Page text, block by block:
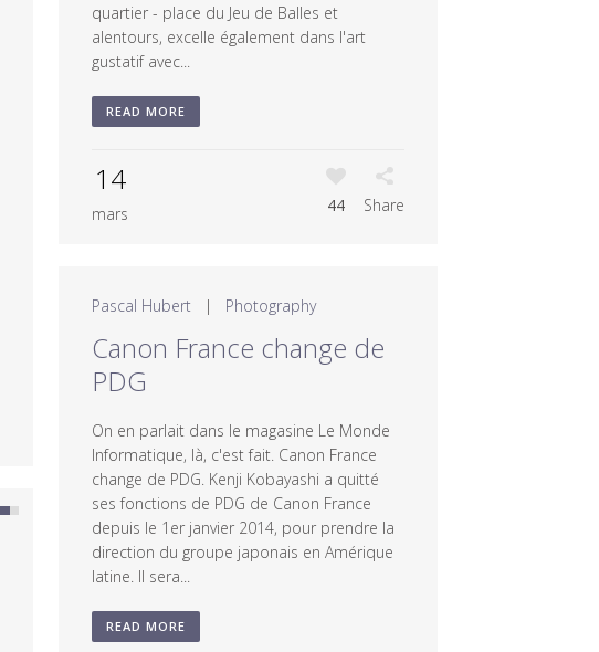
quartier - place du Jeu de Balles et
alentours, excelle également dans l'art
gustatif avec...
READ MORE
14
mars 44 Share
Pascal Hubert | Photography
Canon France change de
PDG
On en parlait dans le magasine Le Monde
Informatique, là, c'est fait. Canon France
change de PDG. Kenji Kobayashi a quitté
ses fonctions de PDG de Canon France
depuis le 1er janvier 2014, pour prendre la
direction du groupe japonais en Amérique
latine. Il sera...
READ MORE